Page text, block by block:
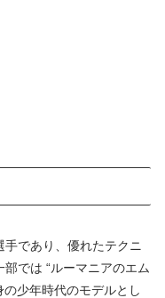
ル
であり、優れたテクニ
では “ルーマニアのエム
少年時代のモデルとし